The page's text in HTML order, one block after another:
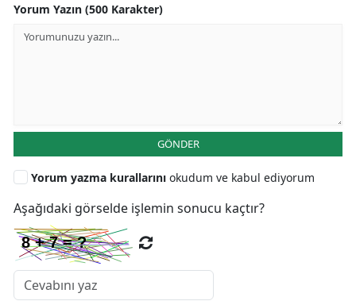
Yorum Yazın (500 Karakter)
GÖNDER
Yorum yazma kurallarını okudum ve kabul ediyorum
Aşağıdaki görselde işlemin sonucu kaçtır?